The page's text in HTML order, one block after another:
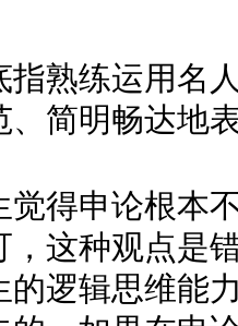
练运用名人
、简明畅达地
申论根本不
，这种观点是
的逻辑思维能